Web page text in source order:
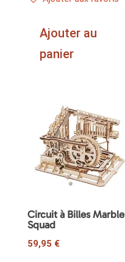
Ajouter au
panier
Circuit à Billes Marble
Squad
59,95 €